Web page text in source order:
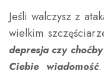
Jeśli walczysz z
wielkim
depresja czy
Ciebie wiadomość.